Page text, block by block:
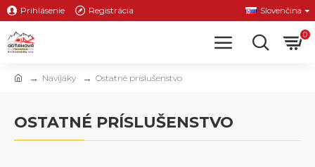
Prihlásenie Registrácia Slovenčina
0
Navijáky Ostatné príslušenstvo
OSTATNÉ PRÍSLUŠENSTVO